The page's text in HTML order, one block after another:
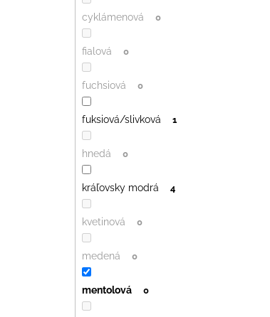
cyklámenová 0
fialová 0
fuchsiová 0
fuksiová/slivková 1
hnedá 0
kráľovsky modrá 4
kvetinová 0
medená 0
mentolová 0